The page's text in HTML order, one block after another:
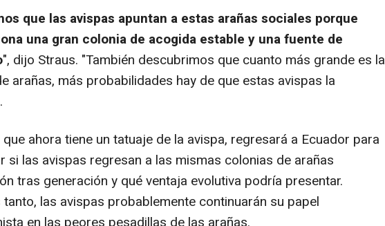
que las avispas apuntan a estas arañas sociales porque
una gran colonia de acogida estable y una fuente de
", dijo Straus. "También descubrimos que cuanto más grande es la
arañas, más probabilidades hay de que estas avispas la
ahora tiene un tatuaje de la avispa, regresará a Ecuador para
si las avispas regresan a las mismas colonias de arañas
tras generación y qué ventaja evolutiva podría presentar.
las avispas probablemente continuarán su papel